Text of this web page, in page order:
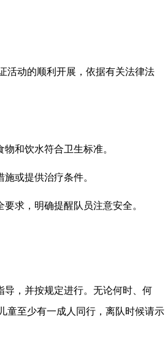
活动的顺利开展，依据有关法律法
和饮水符合卫生标准。
或提供治疗条件。
求，明确提醒队员注意安全。
导，并按规定进行。无论何时、何
童至少有一成人同行，离队时候请示